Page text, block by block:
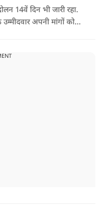
14वें दिन भी जारी रहा.
अपनी मांगों को